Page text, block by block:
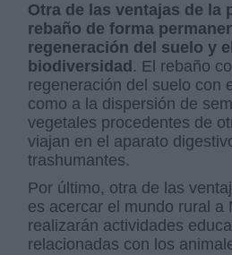
Otra de las ventajas de la
rebaño de forma
regeneración del suelo y
biodiversidad . El rebaño
regeneración del suelo con
como a la dispersión de
vegetales procedentes de
viajan en el aparato
trashumantes.
Por último, otra de las
es acercar el mundo rural a
realizarán actividades
relacionadas con los